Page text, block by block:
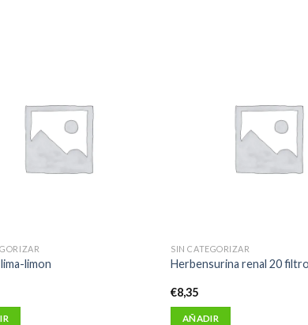
limon
SIN CATEGORIZAR
Herbensurina renal 20
€8,35
AÑADIR